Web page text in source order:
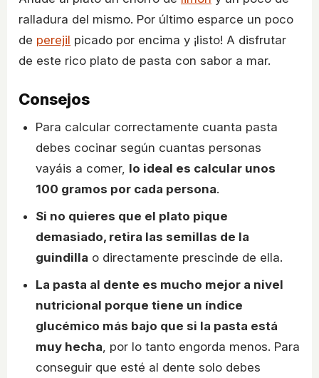
ralladura del mismo. Por último esparce un poco
de perejil picado por encima y ¡listo! A disfrutar
de este rico plato de pasta con sabor a mar.
Consejos
Para calcular correctamente cuanta pasta
debes cocinar según cuantas personas
vayáis a comer, lo ideal es calcular unos
100 gramos por cada persona.
Si no quieres que el plato pique
demasiado, retira las semillas de la
guindilla o directamente prescinde de ella.
La pasta al dente es mucho mejor a nivel
nutricional porque tiene un índice
glucémico más bajo que si la pasta está
muy hecha , por lo tanto engorda menos. Para
conseguir que esté al dente solo debes